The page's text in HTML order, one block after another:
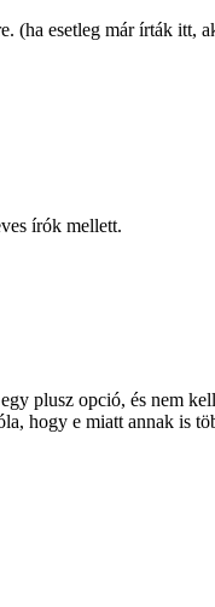
esetleg már írták itt,
írók mellett.
plusz opció, és nem
hogy e miatt annak is